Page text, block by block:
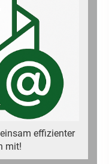
effizienter
mit!